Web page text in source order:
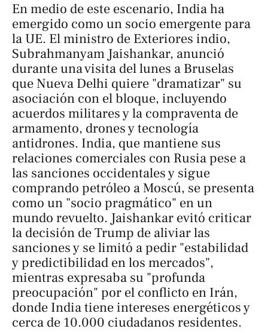
En medio de este escenario, India ha
emergido como un socio emergente para
la UE. El ministro de Exteriores indio,
Subrahmanyam Jaishankar, anunció
durante una visita del lunes a Bruselas
que Nueva Delhi quiere "dramatizar" su
asociación con el bloque, incluyendo
acuerdos militares y la compraventa de
armamento, drones y tecnología
antidrones. India, que mantiene sus
relaciones comerciales con Rusia pese a
las sanciones occidentales y sigue
comprando petróleo a Moscú, se presenta
como un "socio pragmático" en un
mundo revuelto. Jaishankar evitó criticar
la decisión de Trump de aliviar las
sanciones y se limitó a pedir "estabilidad
y predictibilidad en los mercados",
mientras expresaba su "profunda
preocupación" por el conflicto en Irán,
donde India tiene intereses energéticos y
cerca de 10.000 ciudadanos residentes.